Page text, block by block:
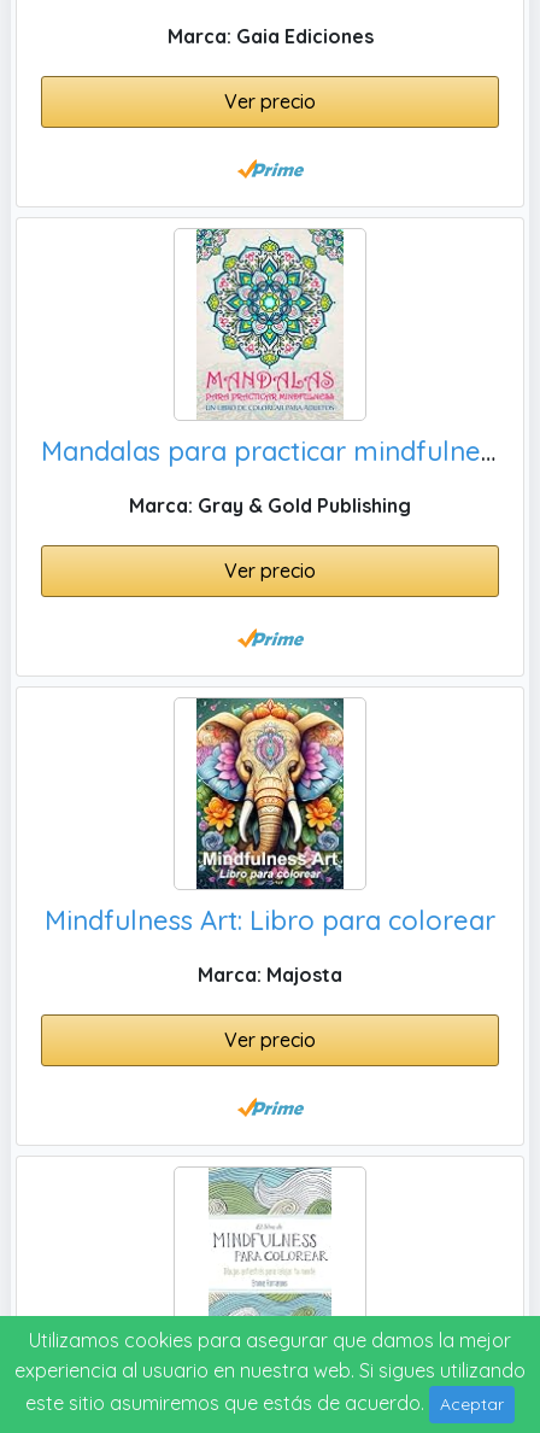
Marca: Gaia Ediciones
Ver precio
Mandalas para practicar mindfulness: Un libro de colorear para adultos
Marca: Gray & Gold Publishing
Ver precio
Mindfulness Art: Libro para colorear
Marca: Majosta
Ver precio
El libro de mindfulness para colorear: Terapia antiestrés para gente muy ocupada (Libros Singulares)
Utilizamos cookies para asegurar que damos la mejor
experiencia al usuario en nuestra web. Si sigues utilizando
este sitio asumiremos que estás de acuerdo.
Aceptar